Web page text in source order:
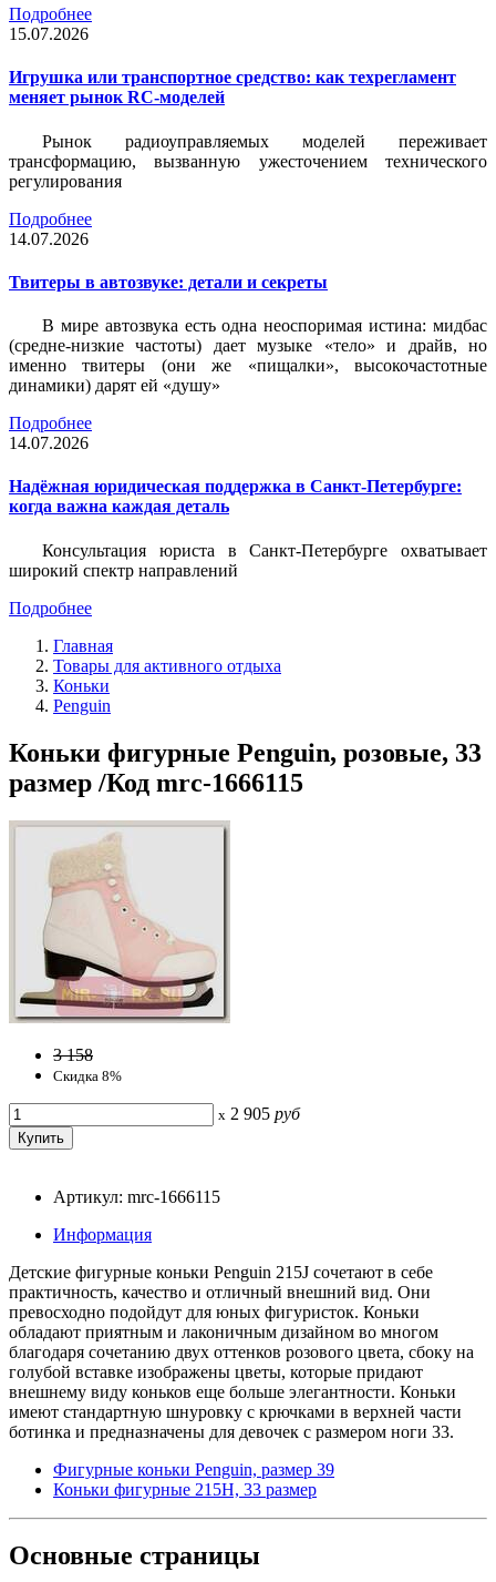
Подробнее
15.07.2026
Игрушка или транспортное средство: как техрегламент
меняет рынок RC-моделей
Рынок радиоуправляемых моделей переживает
трансформацию, вызванную ужесточением технического
регулирования
Подробнее
14.07.2026
Твитеры в автозвуке: детали и секреты
В мире автозвука есть одна неоспоримая истина: мидбас
(средне-низкие частоты) дает музыке «тело» и драйв, но
именно твитеры (они же «пищалки», высокочастотные
динамики) дарят ей «душу»
Подробнее
14.07.2026
Надёжная юридическая поддержка в Санкт-Петербурге:
когда важна каждая деталь
Консультация юриста в Санкт-Петербурге охватывает
широкий спектр направлений
Подробнее
Главная
Товары для активного отдыха
Коньки
Penguin
Коньки фигурные Penguin, розовые, 33
размер /Код mrc-1666115
3 158
Скидка 8%
x 2 905 руб
Артикул: mrc-1666115
Информация
Детские фигурные коньки Penguin 215J сочетают в себе
практичность, качество и отличный внешний вид. Они
превосходно подойдут для юных фигуристок. Коньки
обладают приятным и лаконичным дизайном во многом
благодаря сочетанию двух оттенков розового цвета, сбоку на
голубой вставке изображены цветы, которые придают
внешнему виду коньков еще больше элегантности. Коньки
имеют стандартную шнуровку с крючками в верхней части
ботинка и предназначены для девочек с размером ноги 33.
Фигурные коньки Penguin, размер 39
Коньки фигурные 215H, 33 размер
Основные страницы